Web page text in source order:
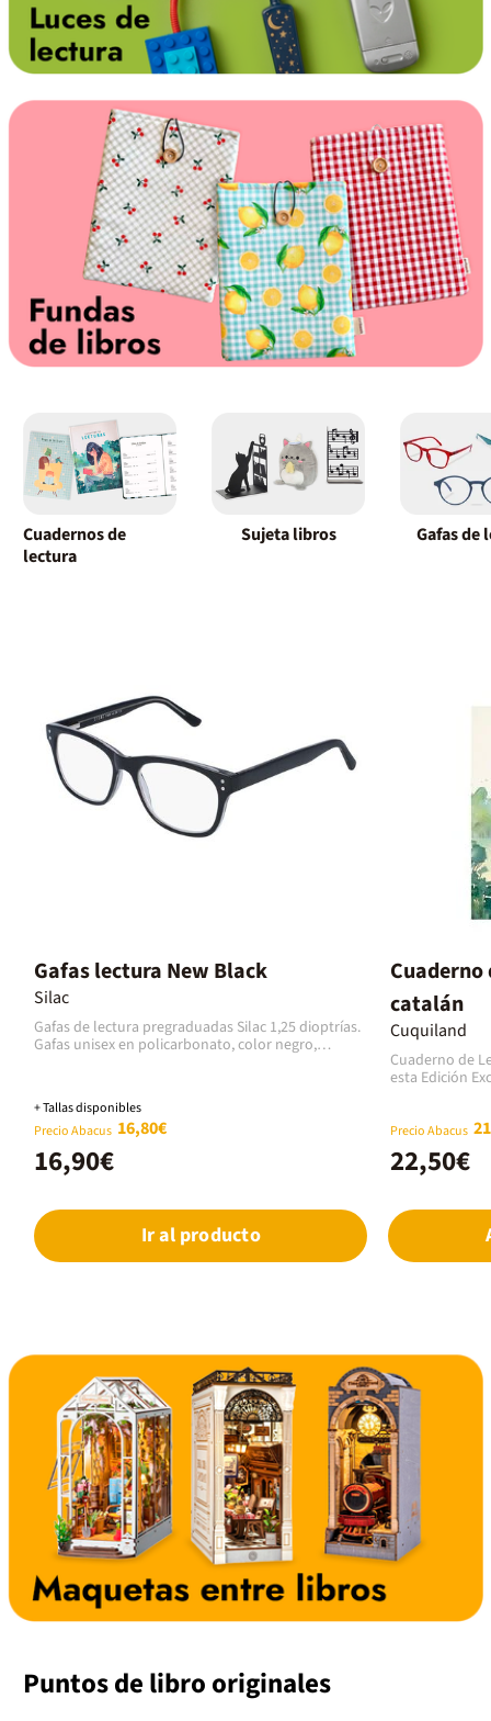
Cuadernos de
lectura
Sujeta libros Gafas de
Gafas lectura New Black
Silac
Gafas de lectura pregraduadas Silac 1,25 dioptrías.
Gafas unisex en policarbonato, color negro,
Marca Silac.
+ Tallas disponibles
Precio Abacus 16,80€
16,90€
Ir al producto
Cuaderno
catalán
Cuquiland
Cuaderno de
esta Edición
hazañas
que te han
lecturas.
robaron el
cuaderno
confort,
libros, autores
portada.Y
de Esther Gili,
tus aventuras
cmCartoné al
ilustradas96
Natural de
libro de
catalán Abacus
Precio Abacus
22,50€
Puntos de libro originales